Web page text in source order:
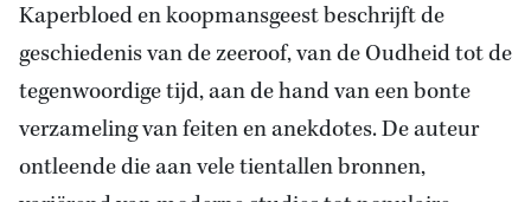
Kaperbloed en koopmansgeest beschrijft de
geschiedenis van de zeeroof, van de Oudheid tot de
tegenwoordige tijd, aan de hand van een bonte
verzameling van feiten en anekdotes. De auteur
ontleende die aan vele tientallen bronnen,